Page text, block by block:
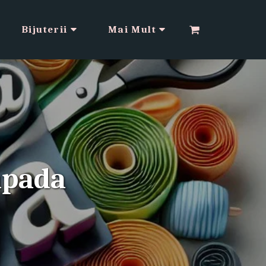
Bijuterii Mai Mult